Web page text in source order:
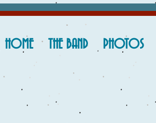
HOME THE BAND PHOTOS